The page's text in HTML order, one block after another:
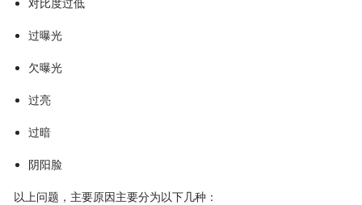
对比度过低
过曝光
欠曝光
过亮
过暗
阴阳脸
以上问题，主要原因主要分为以下几种：